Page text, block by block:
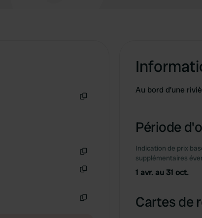
Au bord d'une
Période
Indication de prix
supplémentaires
1 avr. au 31 oct.
Cartes de